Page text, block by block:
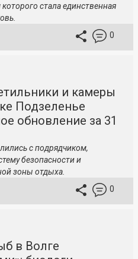
стала единственная
0
и камеры
Подзеленье
обновление за 31
с подрядчиком,
безопасности и
зоны отдыха.
0
в Волге